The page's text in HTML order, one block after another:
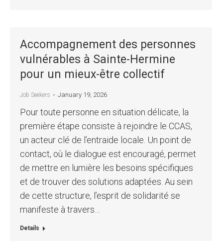
Accompagnement des personnes
vulnérables à Sainte-Hermine
pour un mieux-être collectif
Job Seekers January 19, 2026
Pour toute personne en situation délicate, la
première étape consiste à rejoindre le CCAS,
un acteur clé de l’entraide locale. Un point de
contact, où le dialogue est encouragé, permet
de mettre en lumière les besoins spécifiques
et de trouver des solutions adaptées. Au sein
de cette structure, l’esprit de solidarité se
manifeste à travers…
Details